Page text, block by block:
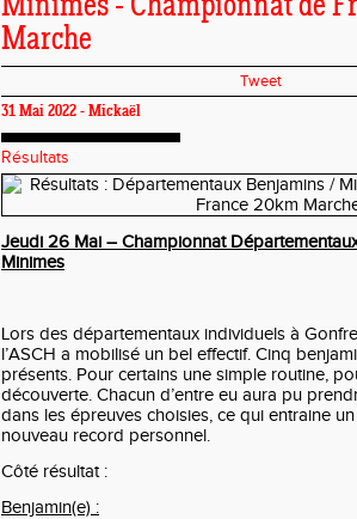
Minimes - Championnat de
Marche
Tweet
31 Mai 2022 - Mickaël
Résultats
Jeudi 26 Mai – Championnat
Minimes
Lors des départementaux individuels à
l’ASCH a mobilisé un bel effectif. Cinq
présents. Pour certains une simple routine,
découverte. Chacun d’entre eu aura pu
dans les épreuves choisies, ce qui entraine
nouveau record personnel.
Côté résultat :
Benjamin(e) :